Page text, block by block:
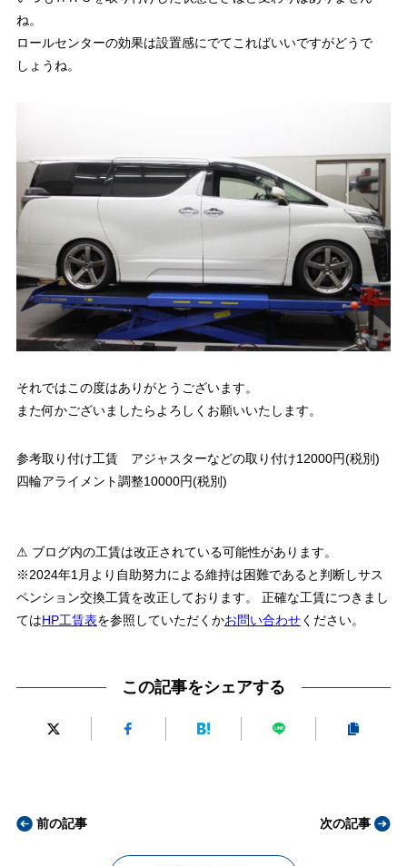
ね。
ロールセンターの効果は設置感にでてこればいいですがどうで
しょうね。
それではこの度はありがとうございます。
また何かございましたらよろしくお願いいたします。
参考取り付け工賃 アジャスターなどの取り付け12000円(税別)
四輪アライメント調整10000円(税別)
⚠ ブログ内の工賃は改正されている可能性があります。
※2024年1月より自助努力による維持は困難であると判断しサス
ペンション交換工賃を改正しております。 正確な工賃につきまし
てはHP工賃表を参照していただくかお問い合わせください。
この記事をシェアする
前の記事 次の記事